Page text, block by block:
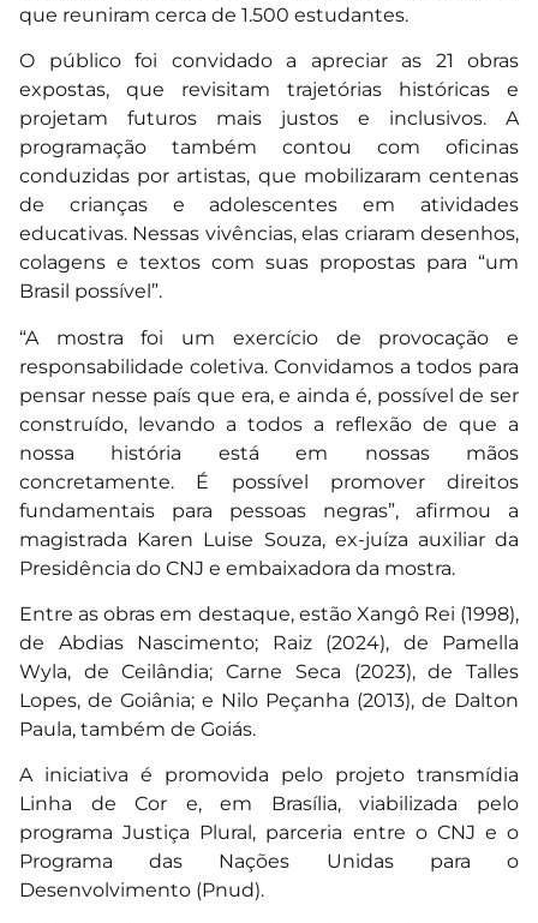
que reuniram cerca de 1.500 estudantes.
O público foi convidado a apreciar as 21 obras
expostas, que revisitam trajetórias históricas e
projetam futuros mais justos e inclusivos. A
programação também contou com oficinas
conduzidas por artistas, que mobilizaram centenas
de crianças e adolescentes em atividades
educativas. Nessas vivências, elas criaram desenhos,
colagens e textos com suas propostas para “um
Brasil possível”.
“A mostra foi um exercício de provocação e
responsabilidade coletiva. Convidamos a todos para
pensar nesse país que era, e ainda é, possível de ser
construído, levando a todos a reflexão de que a
nossa história está em nossas mãos
concretamente. É possível promover direitos
fundamentais para pessoas negras”, afirmou a
magistrada Karen Luise Souza, ex-juíza auxiliar da
Presidência do CNJ e embaixadora da mostra.
Entre as obras em destaque, estão Xangô Rei (1998),
de Abdias Nascimento; Raiz (2024), de Pamella
Wyla, de Ceilândia; Carne Seca (2023), de Talles
Lopes, de Goiânia; e Nilo Peçanha (2013), de Dalton
Paula, também de Goiás.
A iniciativa é promovida pelo projeto transmídia
Linha de Cor e, em Brasília, viabilizada pelo
programa Justiça Plural, parceria entre o CNJ e o
Programa das Nações Unidas para o
Desenvolvimento (Pnud).